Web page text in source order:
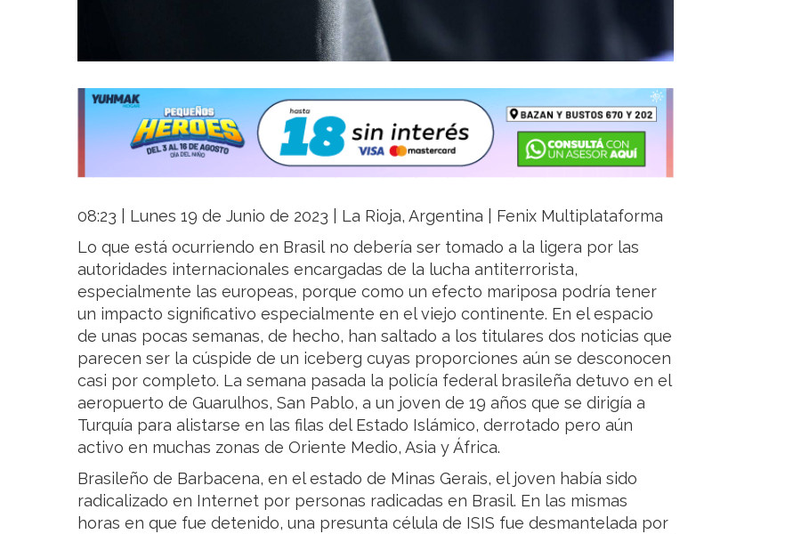
08:23 | Lunes 19 de Junio de 2023 | La Rioja, Argentina | Fenix Multiplataforma
Lo que está ocurriendo en Brasil no debería ser tomado a la ligera por las
autoridades internacionales encargadas de la lucha antiterrorista,
especialmente las europeas, porque como un efecto mariposa podría tener
un impacto significativo especialmente en el viejo continente. En el espacio
de unas pocas semanas, de hecho, han saltado a los titulares dos noticias que
parecen ser la cúspide de un iceberg cuyas proporciones aún se desconocen
casi por completo. La semana pasada la policía federal brasileña detuvo en el
aeropuerto de Guarulhos, San Pablo, a un joven de 19 años que se dirigía a
Turquía para alistarse en las filas del Estado Islámico, derrotado pero aún
activo en muchas zonas de Oriente Medio, Asia y África.
Brasileño de Barbacena, en el estado de Minas Gerais, el joven había sido
radicalizado en Internet por personas radicadas en Brasil. En las mismas
horas en que fue detenido, una presunta célula de ISIS fue desmantelada por